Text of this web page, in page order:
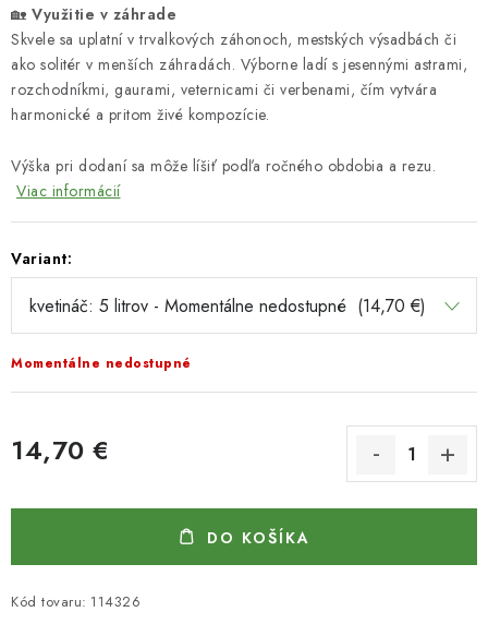
🏡 Využitie v záhrade
Skvele sa uplatní v trvalkových záhonoch, mestských výsadbách či
ako solitér v menších záhradách. Výborne ladí s jesennými astrami,
rozchodníkmi, gaurami, veternicami či verbenami, čím vytvára
harmonické a pritom živé kompozície.
Výška pri dodaní sa môže líšiť podľa ročného obdobia a rezu.
Viac informácií
Variant:
Momentálne nedostupné
14,70 €
DO KOŠÍKA
Kód tovaru: 114326